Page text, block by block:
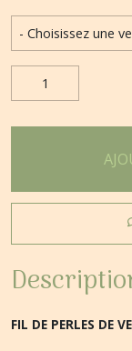
FIL DE PERLES DE